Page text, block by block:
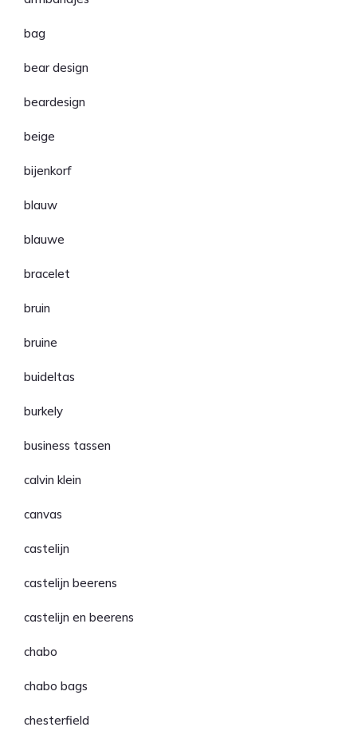
bag
bear design
beardesign
beige
bijenkorf
blauw
blauwe
bracelet
bruin
bruine
buideltas
burkely
business tassen
calvin klein
canvas
castelijn
castelijn beerens
castelijn en beerens
chabo
chabo bags
chesterfield